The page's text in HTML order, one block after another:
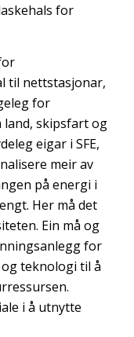
for
til nettstasjonar,
for
skipsfart og
eigar i SFE,
meir av
på energi i
Her må det
Ein må og
for
teknologi til å
i å utnytte